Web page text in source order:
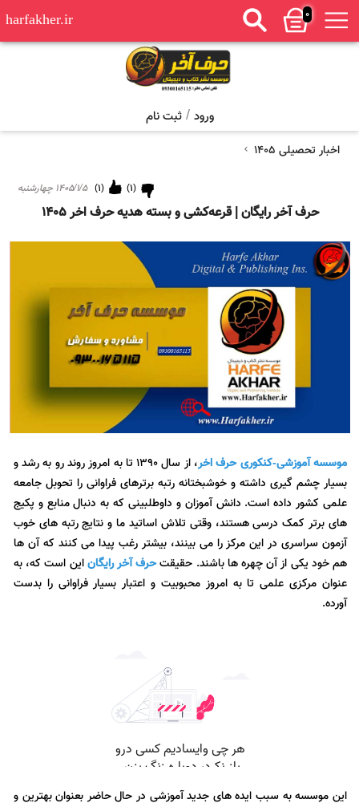
0
harfakher.ir
ورود / ثبت نام
اخبار تحصیلی 1405
۱۴۰۵/۱/۵ چهارشنبه (
1
) (
1
)
حرف آخر رایگان | قرعه‌کشی و بسته هدیه حرف اخر 1405
موسسه آموزشی-کنکوری حرف اخر
، از سال ۱۳۹۰ تا به امروز روند رو به رشد و
بسیار چشم گیری داشته و خوشبختانه رتبه برترهای فراوانی را تحوبل جامعه
علمی کشور داده است. دانش آموزان و داوطلبینی که به دنبال منابع و پکیج
های برتر کمک درسی هستند، وقتی تلاش اساتید ما و نتایج رتبه های خوب
آزمون سراسری در این مرکز را می بینند، بیشتر رغب پیدا می کنند که آن ها
هم خود یکی از آن چهره ها باشند. حقیقتحرف آخر رایگاناین است که، به
عنوان مرکزی علمی تا به امروز محبوبیت و اعتبار بسیار فراوانی را بدست
آورده.
این موسسه به سبب ایده های جدید آموزشی در حال حاضر بعنوان بهترین و